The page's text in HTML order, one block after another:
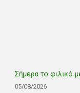
Σήμερα το φιλικό
05/08/2026